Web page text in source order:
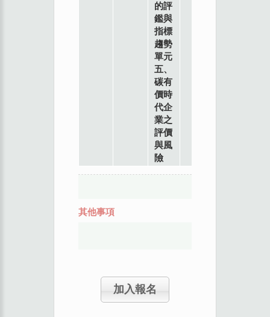
的評
鑑與
指標
趨勢
單元
五、
碳有
價時
代企
業之
評價
與風
險
其他事項
加入報名